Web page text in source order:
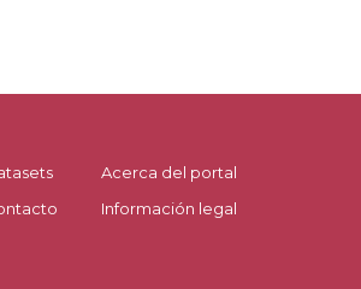
Acerca del portal
Información legal